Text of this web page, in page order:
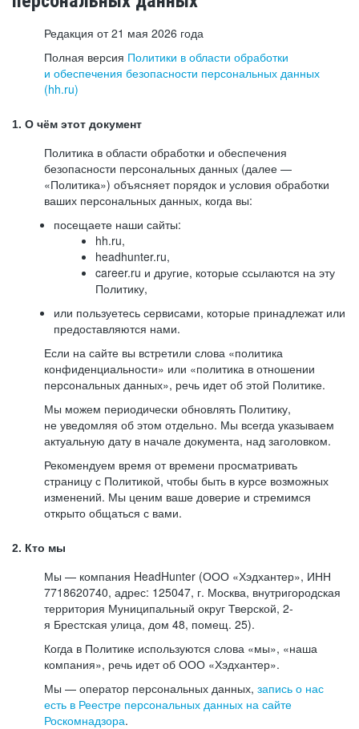
Редакция от 21 мая 2026 года
Полная версия Политики в области обработки
и обеспечения безопасности персональных данных
(hh.ru)
1. О чём этот документ
Политика в области обработки и обеспечения
безопасности персональных данных (далее —
«Политика») объясняет порядок и условия обработки
ваших персональных данных, когда вы:
посещаете наши сайты:
hh.ru,
headhunter.ru,
career.ru и другие, которые ссылаются на эту
Политику,
или пользуетесь сервисами, которые принадлежат или
предоставляются нами.
Если на сайте вы встретили слова «политика
конфиденциальности» или «политика в отношении
персональных данных», речь идет об этой Политике.
Мы можем периодически обновлять Политику,
не уведомляя об этом отдельно. Мы всегда указываем
актуальную дату в начале документа, над заголовком.
Рекомендуем время от времени просматривать
страницу с Политикой, чтобы быть в курсе возможных
изменений. Мы ценим ваше доверие и стремимся
открыто общаться с вами.
2. Кто мы
Мы — компания HeadHunter (ООО «Хэдхантер», ИНН
7718620740, адрес: 125047, г. Москва, внутригородская
территория Муниципальный округ Тверской, 2-
я Брестская улица, дом 48, помещ. 25).
Когда в Политике используются слова «мы», «наша
компания», речь идет об ООО «Хэдхантер».
Мы — оператор персональных данных, запись о нас
есть в Реестре персональных данных на сайте
Роскомнадзора.